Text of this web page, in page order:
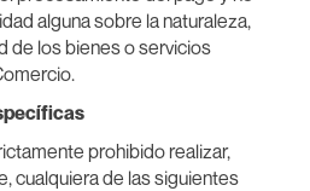
alguna sobre la naturaleza,
de los bienes o servicios
prohibido realizar,
cualquiera de las siguientes